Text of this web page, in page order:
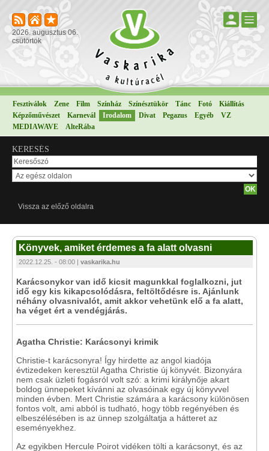
2026. augusztus 06.
csütörtök
Fesztiválok Zene Film Színház Színésztükör Tánc Fotó
Kiállítás
Képzőművészet
Karnevál Irodalom Divat Pegazus Egyéb
VZ
MEDIAWAVE
AlteRába
KERESÉS
Vissza az előző oldalra
Könyvek, amiket érdemes a fa alatt olvasni
2022.12.25. - 08:00 | vaskarika.hu
Karácsonykor van idő kicsit magunkkal foglalkozni, jut
idő egy kis kikapcsolódásra, feltöltődésre is. Ajánlunk
néhány olvasnivalót, amit akkor vehetünk elő a fa alatt,
ha véget ért a vendégjárás.
Agatha Christie: Karácsonyi krimik
Christie-t karácsonyra! Így hirdette az angol kiadója
évtizedeken keresztül Agatha Christie új könyvét. Bizonyára
nem csak üzleti fogásról volt szó: a krimi királynője akart
boldog ünnepeket kívánni az olvasóinak egy új könyvvel
minden évben. Mert Christie számára a karácsony különösen
fontos volt, ami abból is tudható, hogy több regényében és
elbeszélésében is az ünnep szolgáltatja a hátteret az
eseményekhez.
Az egyikben Hercule Poirot vidéken tölti a karácsonyt, és az